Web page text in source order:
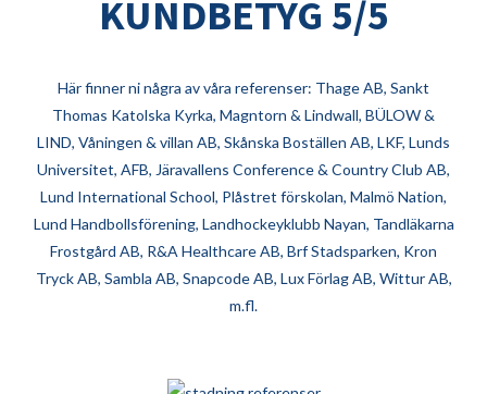
KUNDBETYG 5/5
Här finner ni några av våra referenser: Thage AB, Sankt
Thomas Katolska Kyrka, Magntorn & Lindwall, BÜLOW &
LIND, Våningen & villan AB, Skånska Boställen AB, LKF, Lunds
Universitet, AFB, Järavallens Conference & Country Club AB,
Lund International School, Plåstret förskolan, Malmö Nation,
Lund Handbollsförening, Landhockeyklubb Nayan, Tandläkarna
Frostgård AB, R&A Healthcare AB, Brf Stadsparken, Kron
Tryck AB, Sambla AB, Snapcode AB, Lux Förlag AB, Wittur AB,
m.fl.